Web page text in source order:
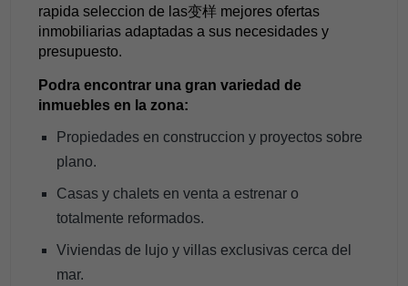
rapida seleccion de las变样 mejores ofertas
inmobiliarias adaptadas a sus necesidades y
presupuesto.
Podra encontrar una gran variedad de
inmuebles en la zona:
Propiedades en construccion y proyectos sobre
plano.
Casas y chalets en venta a estrenar o
totalmente reformados.
Viviendas de lujo y villas exclusivas cerca del
mar.